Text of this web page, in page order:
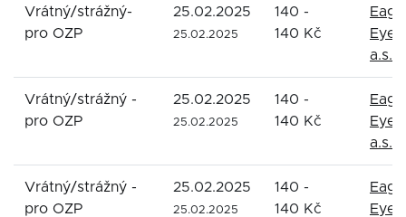
Vrátný/strážný-
pro OZP
25.02.2025
25.02.2025
140 -
140 Kč
Eyes
a.s.
Vrátný/strážný -
pro OZP
25.02.2025
25.02.2025
140 -
140 Kč
Eyes
a.s.
Vrátný/strážný -
pro OZP
25.02.2025
25.02.2025
140 -
140 Kč
Eyes